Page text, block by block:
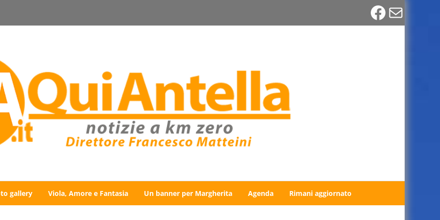
Email
gallery Viola, Amore e Fantasia Un banner per Margherita Agenda Rimani aggiornato